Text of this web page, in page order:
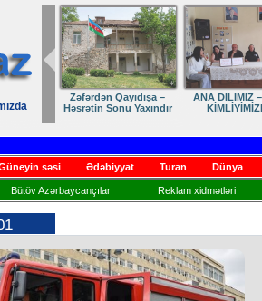
Zəfərdən Qayıdışa –
Həsrətin Sonu Yaxındır
ANA DİLİMİZ
səsi Ədəbiyyat Turan Dünya
Bütöv Azərbaycançılar Reklam xidmətləri